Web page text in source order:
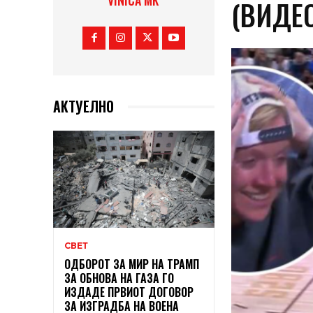
АКТУЕЛНО
СВЕТ
ОДБОРОТ ЗА МИР НА ТРАМП
ЗА ОБНОВА НА ГАЗА ГО
ИЗДАДЕ ПРВИОТ ДОГОВОР
ЗА ИЗГРАДБА НА ВОЕНА